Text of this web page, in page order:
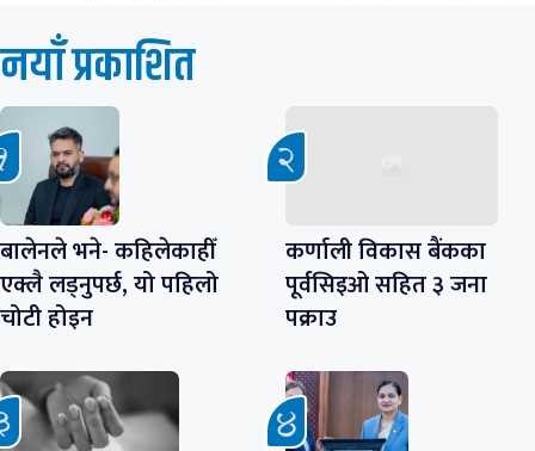
नयाँ प्रकाशित
बालेनले भने- कहिलेकाहीँ
एक्लै लड्नुपर्छ, यो पहिलो
चोटी होइन
कर्णाली विकास बैंकका
पूर्वसिइओ सहित ३ जना
पक्राउ